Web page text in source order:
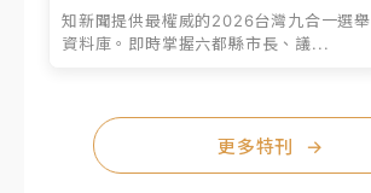
知新聞提供最權威的2026台灣九合一選舉
資料庫。即時掌握六都縣市長、議...
更多特刊 →